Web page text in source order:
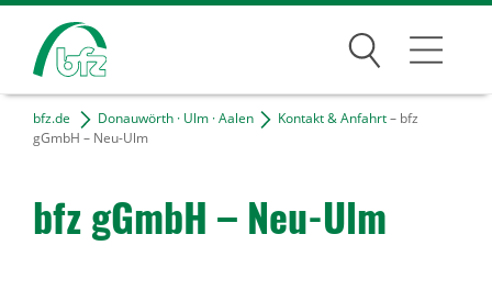
Suchen
D · U · A
Kontakt & Anfahrt
Projekte
bfz.de Donauwörth · Ulm · Aalen Kontakt & Anfahrt– bfz
gGmbH – Neu-Ulm
bfz gGmbH – Neu-Ulm